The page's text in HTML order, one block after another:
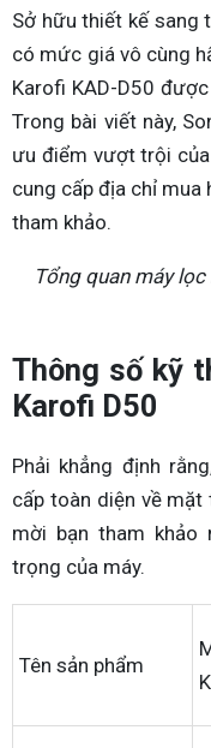
Sở hữu thiết kế sang
có mức giá vô cùng
Karofi KAD-D50
Trong bài viết này,
ưu điểm vượt trội
cung cấp địa chỉ mua
tham khảo.
Tổng quan máy
Thông số kỹ
Karofi D50
Phải khẳng định
cấp toàn diện về
mời bạn tham khảo
trọng của máy.
Tên sản phẩm